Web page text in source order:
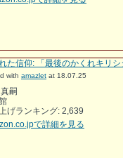
た信仰: 「最後のかくれキリ
with amazlet at 18.07.25
嗣
げランキング: 2,639
で詳細を見る